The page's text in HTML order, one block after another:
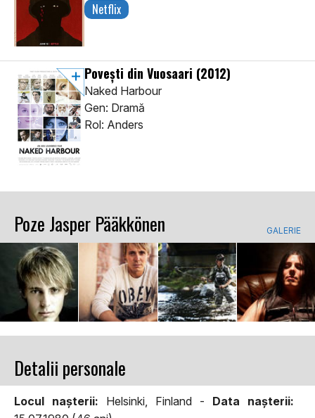
Netflix
Povești din Vuosaari (2012)
Naked Harbour
Gen: Dramă
Rol: Anders
Poze Jasper Pääkkönen GALERIE
Detalii personale
Locul naşterii: Helsinki, Finland - Data naşterii: